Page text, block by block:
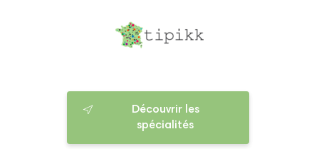
Découvrir les
spécialités